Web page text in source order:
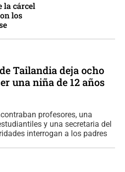
la cárcel
los
Tailandia deja ocho
una niña de 12 años
profesores, una
y una secretaria del
interrogan a los padres